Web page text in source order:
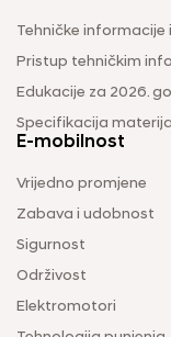
Tehničke informacije
Pristup tehničkim
Edukacije za 2026.
Specifikacija
E-mobilnost
Vrijedno promjene
Zabava i udobnost
Sigurnost
Održivost
Elektromotori